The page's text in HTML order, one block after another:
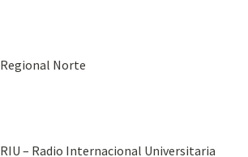
Regional Norte
RIU – Radio Internacional Universitaria